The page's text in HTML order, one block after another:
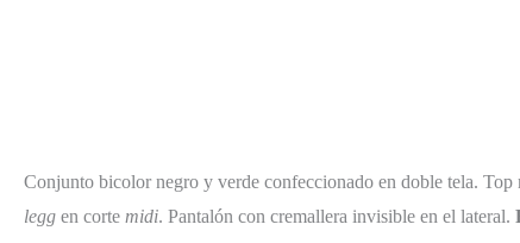
Conjunto bicolor negro y verde confeccionado en doble tela.
legg en corte midi. Pantalón con cremallera invisible en el lateral.